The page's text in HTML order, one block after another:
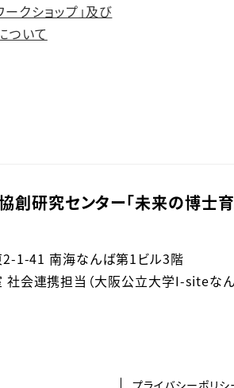
クショップ」及び
ついて
研究センター「未来の博士育
2-1-41 南海なんば第1ビル3階
会連携担当（大阪公立大学I-siteなん
プライバシーポリシ